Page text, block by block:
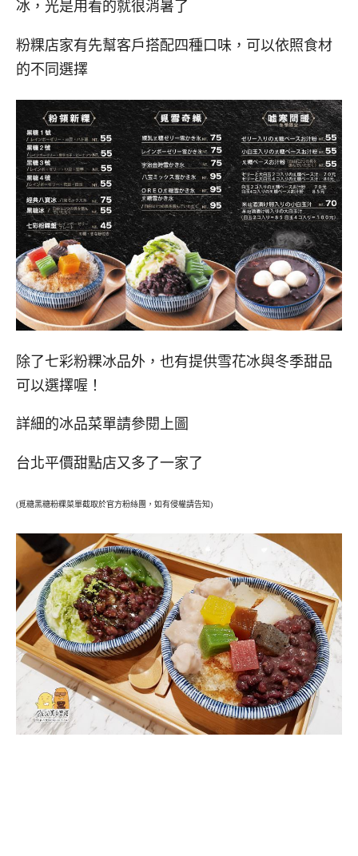
冰，光是用看的就很消暑了
粉粿店家有先幫客戶搭配四種口味，可以依照食材
的不同選擇
除了七彩粉粿冰品外，也有提供雪花冰與冬季甜品
可以選擇喔！
詳細的冰品菜單請參閱上圖
台北平價甜點店又多了一家了
(覓糖黑糖粉粿菜單截取於官方粉絲團，如有侵權請告知)